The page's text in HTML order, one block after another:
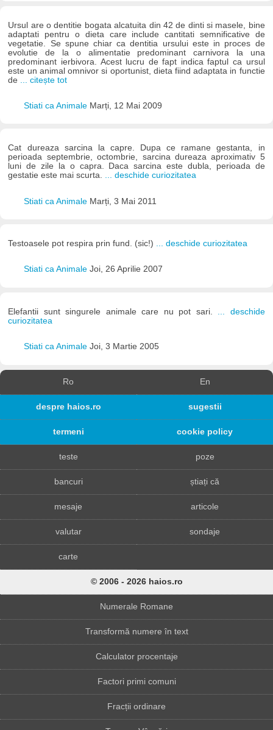
Ursul are o dentitie bogata alcatuita din 42 de dinti si masele, bine
adaptati pentru o dieta care include cantitati semnificative de
vegetatie. Se spune chiar ca dentitia ursului este in proces de
evolutie de la o alimentatie predominant carnivora la una
predominant ierbivora. Acest lucru de fapt indica faptul ca ursul
este un animal omnivor si oportunist, dieta fiind adaptata in functie
de
... citește tot
Stiati ca Animale Marți, 12 Mai 2009
Cat dureaza sarcina la capre. Dupa ce ramane gestanta, in
perioada septembrie, octombrie, sarcina dureaza aproximativ 5
luni de zile la o capra. Daca sarcina este dubla, perioada de
gestatie este mai scurta. ... deschide curiozitatea
Stiati ca Animale Marți, 3 Mai 2011
Testoasele pot respira prin fund. (sic!) ... deschide curiozitatea
Stiati ca Animale Joi, 26 Aprilie 2007
Elefantii sunt singurele animale care nu pot sari.
... deschide
curiozitatea
Stiati ca Animale Joi, 3 Martie 2005
Ro En
despre haios.ro sugestii
termeni cookie policy
teste poze
bancuri știați că
mesaje articole
valutar sondaje
carte
© 2006 - 2026 haios.ro
Numerale Romane
Transformă numere în text
Calculator procentaje
Factori primi comuni
Fracții ordinare